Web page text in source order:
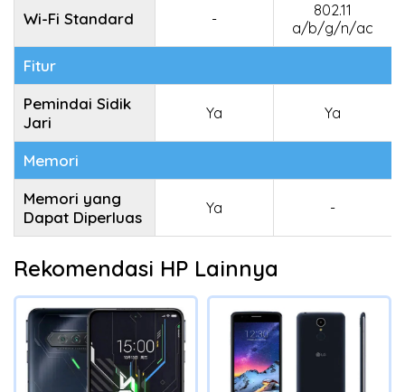
Wi-Fi Standard -
802.11
a/b/g/n/ac
Fitur
Pemindai Sidik
Jari
Ya Ya
Memori
Memori yang
Dapat Diperluas
Ya -
Rekomendasi HP Lainnya